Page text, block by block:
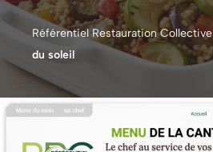
Référentiel Restauration Collective
du soleil